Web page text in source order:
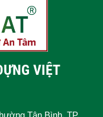
VIỆT
Tân Bình, TP.